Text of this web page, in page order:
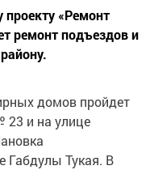
проекту «Ремонт
ремонт подъездов и
домов пройдет
23 и на улице
Габдулы Тукая. В